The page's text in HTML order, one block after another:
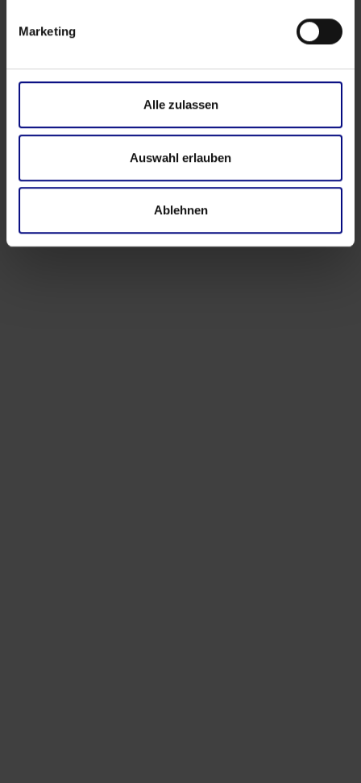
Marketing
Alle zulassen
Auswahl erlauben
Ablehnen
Strategische Partnerschaft: Process.Science &
May 21, 2026vonBabette Schroth